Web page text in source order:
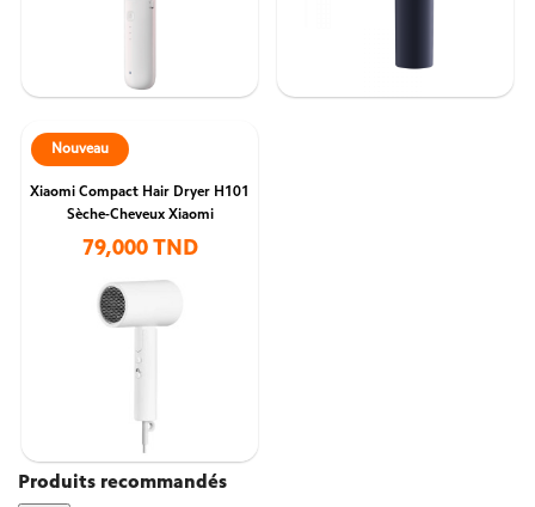
Xiaomi Compact Hair Dryer H101
Sèche-Cheveux Xiaomi
79,000 TND
Nouveau
Produits recommandés